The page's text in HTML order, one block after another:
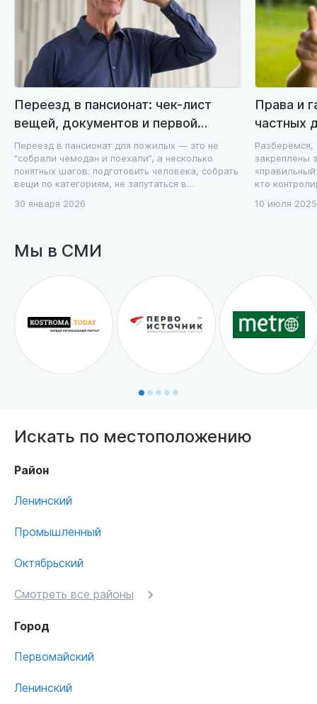
Переезд в пансионат: чек-лист
вещей, документов и первой
недели без стресса
Переезд в пансионат для пожилых — это не
“собрали чемодан и поехали”, а несколько
понятных шагов: подготовить человека, собрать
вещи по категориям, не запутаться в
эмоциональных качелей.
30 января 2026
Права и
частных
договор,
закреплены
кто
10 июля 2025
Мы в СМИ
Искать по местоположению
Район
Ленинский
Промышленный
Октябрьский
Смотреть все районы
Город
Первомайский
Ленинский